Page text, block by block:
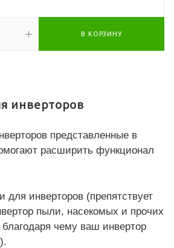
В КОРЗИНУ
инверторов
представленные в
расширить функционал
для инверторов (препятствует
пыли, насекомых и прочих
чему ваш инвертор